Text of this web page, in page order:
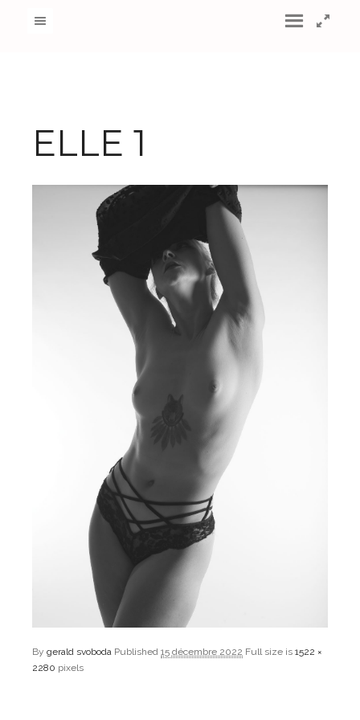
ELLE 1
By gerald svoboda Published 15 décembre 2022 Full size is 1522 ×
2280 pixels